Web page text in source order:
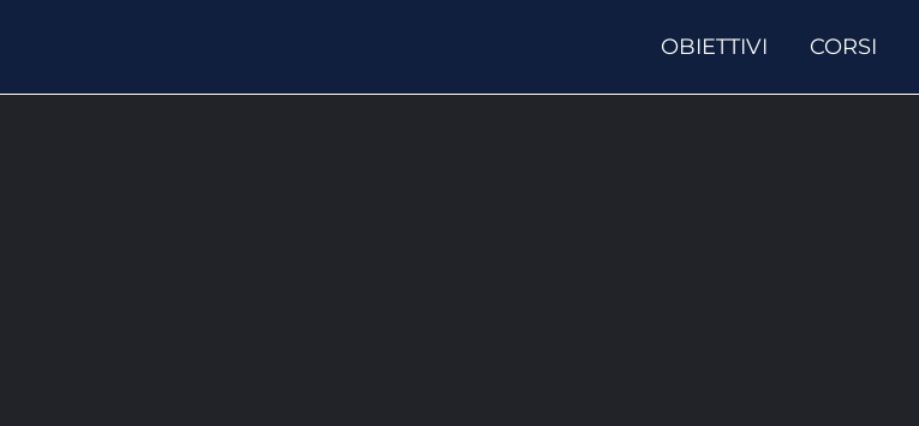
OBIETTIVI CORSI